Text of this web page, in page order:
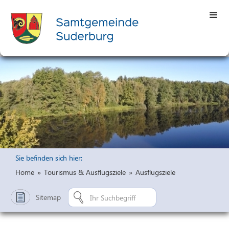
Sie befinden sich hier:
Home » Tourismus & Ausflugsziele » Ausflugsziele
Sitemap